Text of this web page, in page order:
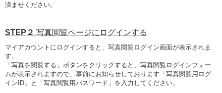
済ませください。
STEP２ 写真閲覧ページにログインする
マイアカウントにログインすると、写真閲覧ログイン画面が表示されま
す。
「写真を閲覧する」ボタンをクリックすると、写真閲覧ログインフォー
ムが表示されますので、事前にお知らせしております「写真閲覧用ログ
インID」と「写真閲覧用パスワード」を入力してください。